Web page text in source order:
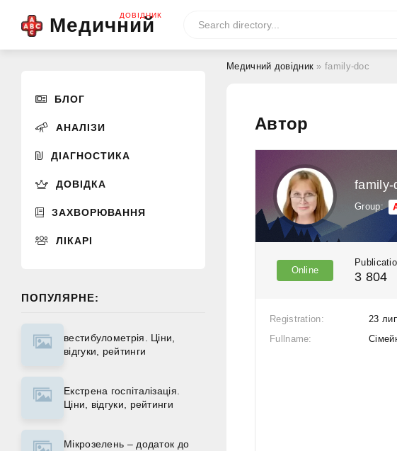
Медичний
ДОВІДНИК
БЛОГ
АНАЛІЗИ
ДІАГНОСТИКА
ДОВІДКА
ЗАХВОРЮВАННЯ
ЛІКАРІ
ПОПУЛЯРНЕ:
вестибулометрія. Ціни,
відгуки, рейтинги
Екстрена госпіталізація.
Ціни, відгуки, рейтинги
Мікрозелень – додаток до
Медичний довідник » family-doc
Автор
family-
Group:
Online 3 804
Registration: 23
Fullname: